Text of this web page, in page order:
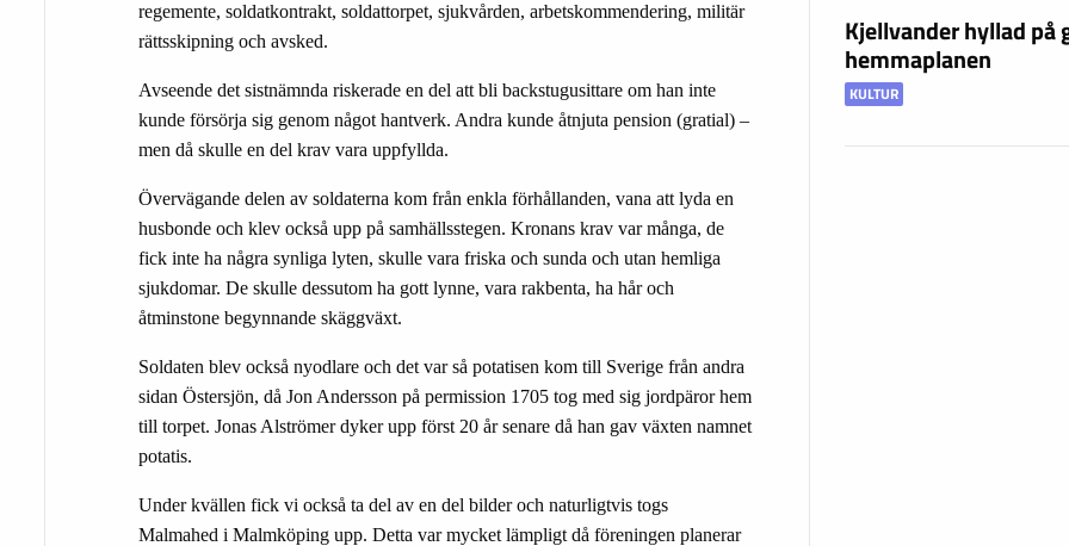
regemente, soldatkontrakt, soldattorpet, sjukvården, arbetskommendering, militär
rättsskipning och avsked.
Avseende det sistnämnda riskerade en del att bli backstugusittare om han inte
kunde försörja sig genom något hantverk. Andra kunde åtnjuta pension (gratial) –
men då skulle en del krav vara uppfyllda.
Övervägande delen av soldaterna kom från enkla förhållanden, vana att lyda en
husbonde och klev också upp på samhällsstegen. Kronans krav var många, de
fick inte ha några synliga lyten, skulle vara friska och sunda och utan hemliga
sjukdomar. De skulle dessutom ha gott lynne, vara rakbenta, ha hår och
åtminstone begynnande skäggväxt.
Soldaten blev också nyodlare och det var så potatisen kom till Sverige från andra
sidan Östersjön, då Jon Andersson på permission 1705 tog med sig jordpäror hem
till torpet. Jonas Alströmer dyker upp först 20 år senare då han gav växten namnet
potatis.
Under kvällen fick vi också ta del av en del bilder och naturligtvis togs
Malmahed i Malmköping upp. Detta var mycket lämpligt då föreningen planerar
Kjellvander hyllad på
hemmaplanen
KULTUR